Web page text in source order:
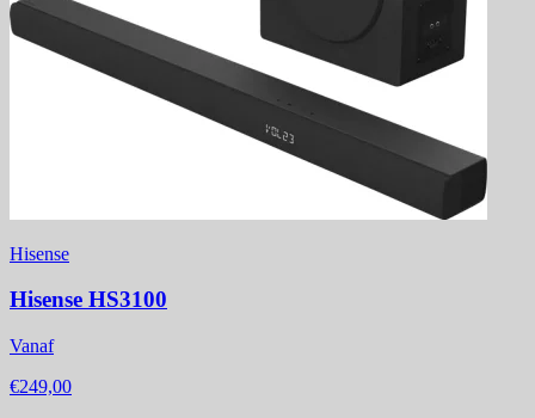
Hisense
Hisense HS3100
Vanaf
€249,00